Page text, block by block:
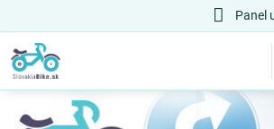
Panel